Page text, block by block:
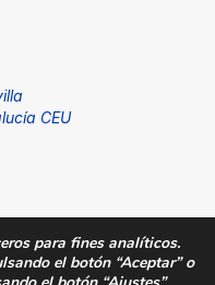
CEU
CEU. Todos los
para fines analíticos.
el botón “Aceptar” o